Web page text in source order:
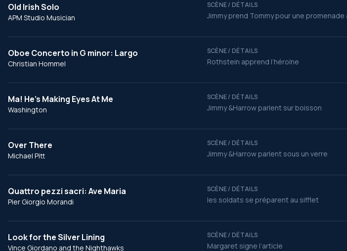
Old Irish Solo
APM Studio Musician
SCÈNE / DÉTAILS
Jimmy prend Tommy pour une promenade
Oboe Concerto in G minor: Largo
Christian Hommel
SCÈNE / DÉTAILS
Rothstein apprend l’héroïne
Ma! He's Making Eyes At Me
Washington
SCÈNE / DÉTAILS
Jimmy &Harrow parlent sur boisson
Over There
Michael Pitt
SCÈNE / DÉTAILS
Jimmy &Harrow parlent sous un verre
Quattro pezzi sacri: Ave Maria
Pier Giorgio Morandi
SCÈNE / DÉTAILS
les soldats se préparent au sifflet
Look for the Silver Lining
Vince Giordano and the Nighthawks
SCÈNE / DÉTAILS
Margaret signe l’article